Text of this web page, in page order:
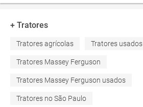
+ Tratores
Tratores agrícolas Tratores usados
Tratores Massey Ferguson
Tratores Massey Ferguson usados
Tratores no São Paulo